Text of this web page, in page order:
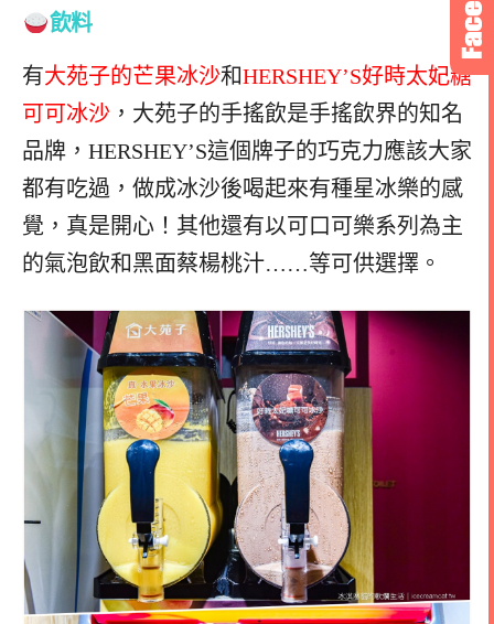
飲料
有大苑子的芒果冰沙和HERSHEY’S好時太妃糖
可可冰沙 ，大苑子的手搖飲是手搖飲界的知名
品牌，HERSHEY’S這個牌子的巧克力應該大家
都有吃過，做成冰沙後喝起來有種星冰樂的感
覺，真是開心！ 其他還有以可口可樂系列為主
的氣泡飲和黑面蔡楊桃汁……等可供選擇。